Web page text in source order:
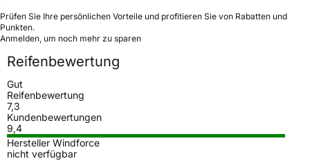
Prüfen Sie Ihre persönlichen Vorteile und profitieren Sie von Rabatten und
Punkten.
Anmelden, um noch mehr zu sparen
Reifenbewertung
Gut
Reifenbewertung
7,3
Kundenbewertungen
9,4
Hersteller Windforce
nicht verfügbar